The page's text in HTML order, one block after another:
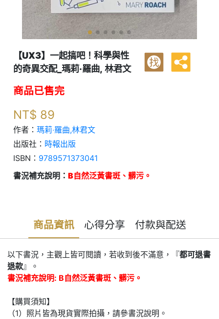
【UX3】一起搞吧！科學與性
的奇異交配_瑪莉‧羅曲, 林君文
找
商品已售完
NT$ 89
作者： 瑪莉‧羅曲,林君文
出版社： 時報出版
ISBN： 9789571373041
書況補充說明： B自然泛黃書斑、髒污。
商品資訊 心得分享 付款與配送
以下書況，主觀上皆可閱讀，若收到後不滿意，『都可退書
退款』。
書況補充說明: B自然泛黃書斑、髒污。
【購買須知】
（1）照片皆為現貨實際拍攝，請參書況說明。